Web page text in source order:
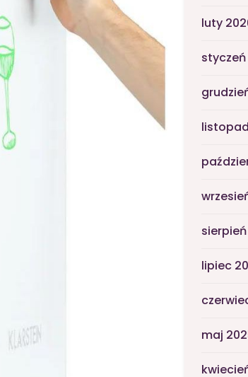
luty
lipiec
maj